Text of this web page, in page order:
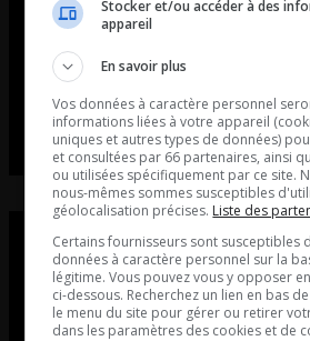
Stocker et/ou accéder à des
appareil
En savoir plus
Vos données à caractère personnel
informations liées à votre appareil
uniques et autres types de données)
et consultées par 66 partenaires, ainsi
ou utilisées spécifiquement par ce site.
nous-mêmes sommes susceptibles
géolocalisation précises. Liste des
Certains fournisseurs sont susceptibles
données à caractère personnel sur la
légitime. Vous pouvez vous y opposer
ci-dessous. Recherchez un lien en bas
le menu du site pour gérer ou retirer
dans les paramètres des cookies et de